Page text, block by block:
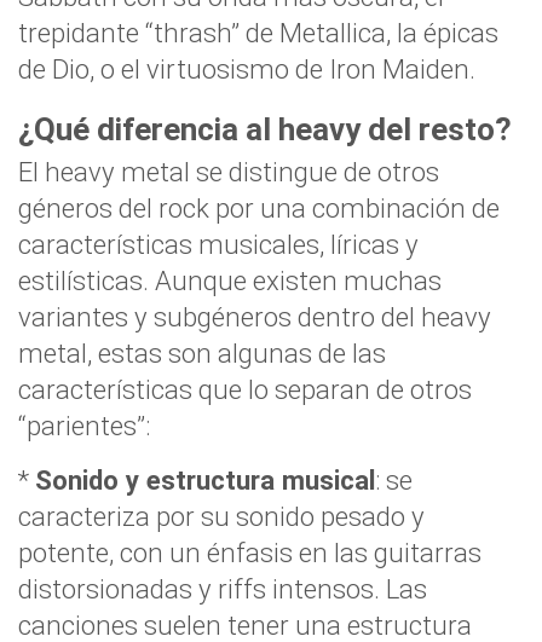
trepidante “thrash” de Metallica, la épicas
de Dio, o el virtuosismo de Iron Maiden.
¿Qué diferencia al heavy del resto?
El heavy metal se distingue de otros
géneros del rock por una combinación de
características musicales, líricas y
estilísticas. Aunque existen muchas
variantes y subgéneros dentro del heavy
metal, estas son algunas de las
características que lo separan de otros
“parientes”:
* Sonido y estructura musical: se
caracteriza por su sonido pesado y
potente, con un énfasis en las guitarras
distorsionadas y riffs intensos. Las
canciones suelen tener una estructura